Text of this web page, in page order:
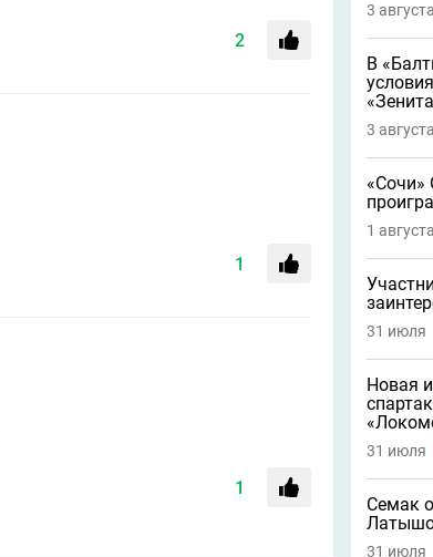
2
1
1
3 августа
В
3 августа
«Сочи»
1 августа
31 июля
Новая
31 июля
Семак
31 июля